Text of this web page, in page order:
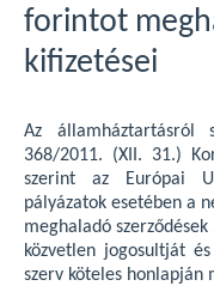
forintot
kifizetései
Az államháztartásról
368/2011. (XII. 31.)
szerint az Európai
pályázatok esetében a
meghaladó
közvetlen jogosultját
szerv köteles honlapján